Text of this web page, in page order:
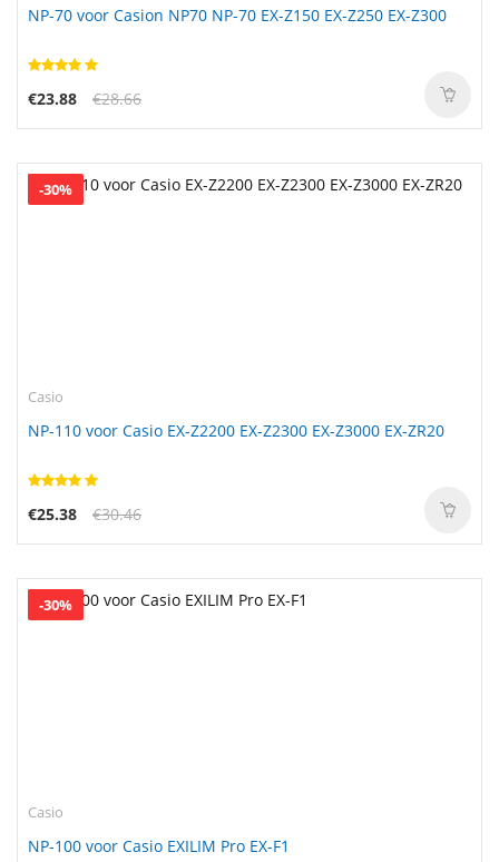
NP-70 voor Casion NP70 NP-70 EX-Z150 EX-Z250 EX-Z300
€23.88 €28.66
-30%
Casio
NP-110 voor Casio EX-Z2200 EX-Z2300 EX-Z3000 EX-ZR20
€25.38 €30.46
-30%
Casio
NP-100 voor Casio EXILIM Pro EX-F1